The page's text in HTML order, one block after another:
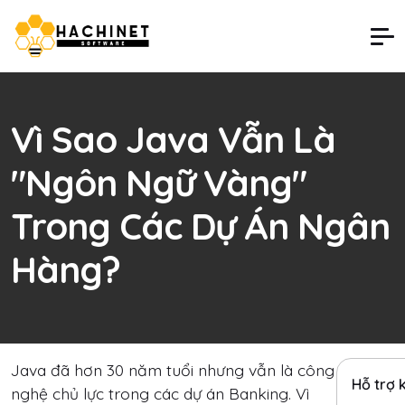
Vì Sao Java Vẫn Là
"Ngôn Ngữ Vàng"
Trong Các Dự Án Ngân
Hàng?
Java đã hơn 30 năm tuổi nhưng vẫn là công
nghệ chủ lực trong các dự án Banking. Vì
Hỗ trợ